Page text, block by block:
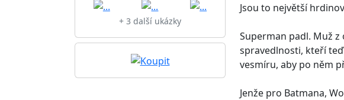
+ 3 další ukázky
Jsou to největší
Superman padl. Muž
spravedlnosti, kteří
vesmíru, aby po něm
Jenže pro Batmana,